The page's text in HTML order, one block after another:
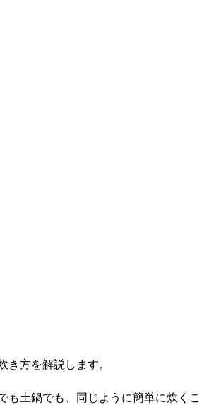
き方を解説します。
も土鍋でも、同じように簡単に炊くこ